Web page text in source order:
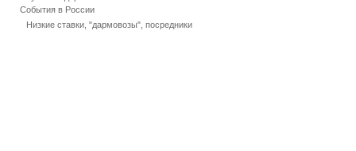
События в России
Низкие ставки, "дармовозы", посредники